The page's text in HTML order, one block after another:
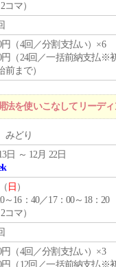
コマ）
円（4回／分割支払い）×6
円（24回／一括前納支払※
前まで）
を使いこなしてリーディ
どり
日 ～ 12月 22日
日 ）
～16：40／17：00～18：20
コマ）
円（4回／分割支払い）×3
円（12回／一括前納支払※